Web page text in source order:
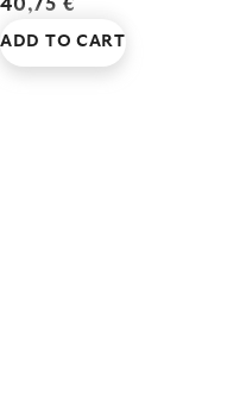
40,75 €
ADD TO CART